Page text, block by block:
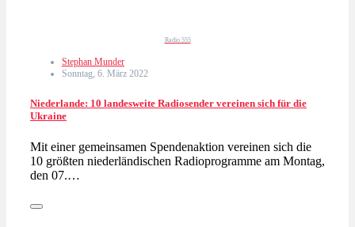
Radio 555
Stephan Munder
Sonntag, 6. März 2022
Niederlande: 10 landesweite Radiosender vereinen sich für die
Ukraine
Mit einer gemeinsamen Spendenaktion vereinen sich die
10 größten niederländischen Radioprogramme am Montag,
den 07.…